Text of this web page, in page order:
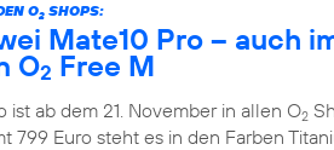
O2 SHOPS:
Mate10 Pro – auch
O2 Free M
ist ab dem 21. November in allen O2
799 Euro steht es in den Farben